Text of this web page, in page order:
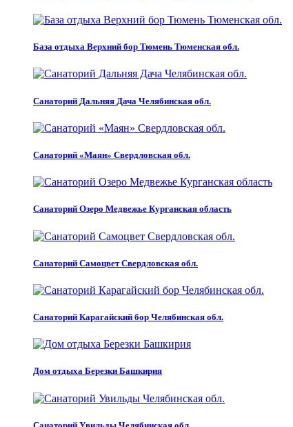
База отдыха Верхний бор Тюмень Тюменская обл.
Санаторий Дальняя Дача Челябинская обл.
Санаторий «Маян» Свердловская обл.
Санаторий Озеро Медвежье Курганская область
Санаторий Самоцвет Свердловская обл.
Санаторий Карагайский бор Челябинская обл.
Дом отдыха Березки Башкирия